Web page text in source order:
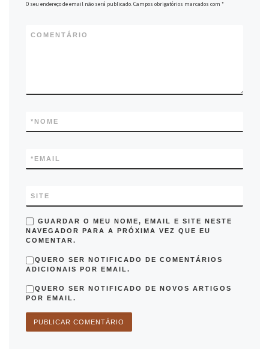
O seu endereço de email não será publicado.Campos obrigatórios marcados com*
COMENTÁRIO
NOME
*
EMAIL
*
SITE
GUARDAR O MEU NOME, EMAIL E SITE NESTE
NAVEGADOR PARA A PRÓXIMA VEZ QUE EU
COMENTAR.
QUERO SER NOTIFICADO DE COMENTÁRIOS
ADICIONAIS POR EMAIL.
QUERO SER NOTIFICADO DE NOVOS ARTIGOS
POR EMAIL.